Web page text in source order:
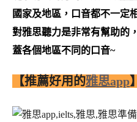
國家及地區，口音都不一定
對雅思聽力是非常有幫助的
蓋各個地區不同的口音~
【推薦好用的雅思app】